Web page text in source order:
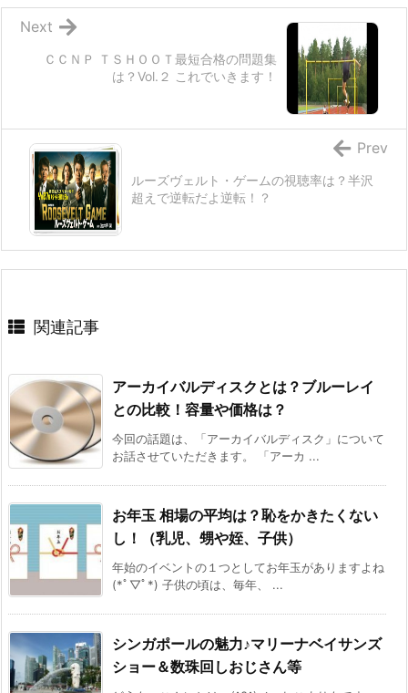
ＣＣＮＰ ＴＳＨＯＯＴ最短合格の問題集
は？Vol.２ これでいきます！
Next
ルーズヴェルト・ゲームの視聴率は？半沢
超えで逆転だよ逆転！？
Prev
関連記事
アーカイバルディスクとは？ブルーレイ
との比較！容量や価格は？
今回の話題は、「アーカイバルディスク」について
お話させていただきます。 「アーカ ...
お年玉 相場の平均は？恥をかきたくない
し！（乳児、甥や姪、子供）
年始のイベントの１つとしてお年玉がありますよね
(*ﾟ▽ﾟ*) 子供の頃は、毎年、 ...
シンガポールの魅力♪マリーナベイサンズ
ショー＆数珠回しおじさん等